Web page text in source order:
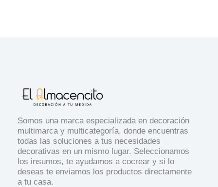
Somos una marca especializada en decoración
multimarca y multicategoría, donde encuentras
todas las soluciones a tus necesidades
decorativas en un mismo lugar. Seleccionamos
los insumos, te ayudamos a cocrear y si lo
deseas te enviamos los productos directamente
a tu casa.